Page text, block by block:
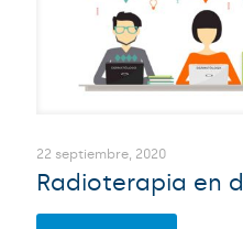
22 septiembre, 2020
Radioterapia en